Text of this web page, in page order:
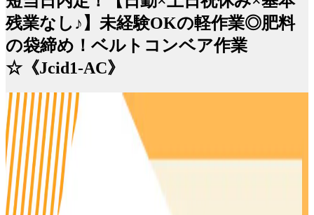
残業なし♪】未経験OKの軽作業◎肥料
の袋締め！ベルトコンベア作業
☆《Jcid1-AC》